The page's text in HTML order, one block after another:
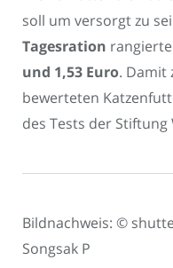
soll um versorgt zu
Tagesration
und 1,53 Euro. Damit
bewerteten
des Tests der Stiftung
Bildnachweis: ©
Songsak P